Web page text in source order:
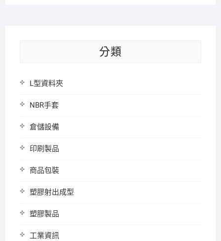
分類
L型資料夾
NBR手套
倉儲設備
印刷製品
商品包裝
塑膠射出成型
塑膠製品
工業資訊